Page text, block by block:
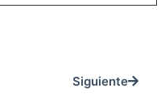
Siguiente